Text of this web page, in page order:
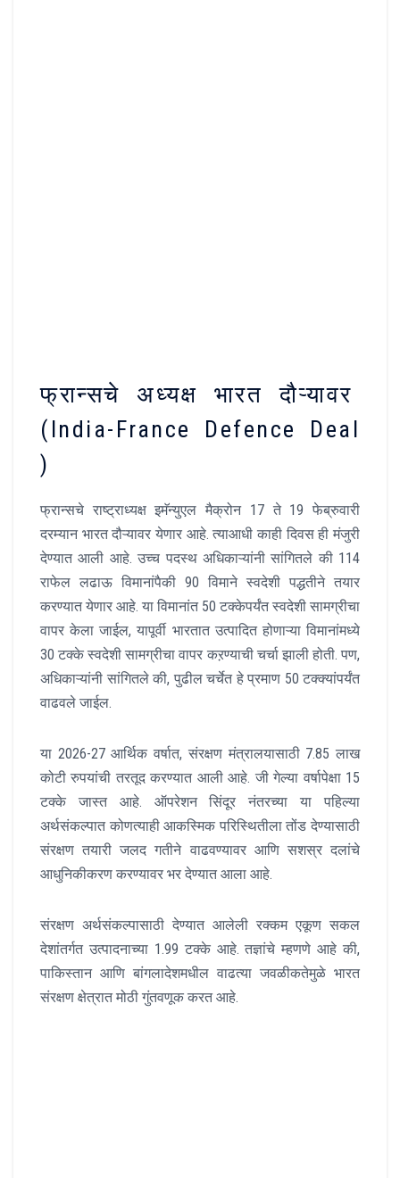
फ्रान्सचे अध्यक्ष भारत दौऱ्यावर
(India-France Defence Deal
)
फ्रान्सचे राष्ट्राध्यक्ष इमॅन्युएल मैक्रोन 17 ते 19 फेब्रुवारी
दरम्यान भारत दौऱ्यावर येणार आहे. त्याआधी काही दिवस ही मंजुरी
देण्यात आली आहे. उच्च पदस्थ अधिकाऱ्यांनी सांगितले की 114
राफेल लढाऊ विमानांपैकी 90 विमाने स्वदेशी पद्धतीने तयार
करण्यात येणार आहे. या विमानांत 50 टक्केपर्यंत स्वदेशी सामग्रीचा
वापर केला जाईल, यापूर्वी भारतात उत्पादित होणाऱ्या विमानांमध्ये
30 टक्के स्वदेशी सामग्रीचा वापर कऱण्याची चर्चा झाली होती. पण,
अधिकाऱ्यांनी सांगितले की, पुढील चर्चेत हे प्रमाण 50 टक्क्यांपर्यंत
वाढवले जाईल.
या 2026-27 आर्थिक वर्षात, संरक्षण मंत्रालयासाठी 7.85 लाख
कोटी रुपयांची तरतूद करण्यात आली आहे. जी गेल्या वर्षापेक्षा 15
टक्के जास्त आहे. ऑपरेशन सिंदूर नंतरच्या या पहिल्या
अर्थसंकल्पात कोणत्याही आकस्मिक परिस्थितीला तोंड देण्यासाठी
संरक्षण तयारी जलद गतीने वाढवण्यावर आणि सशस्र दलांचे
आधुनिकीकरण करण्यावर भर देण्यात आला आहे.
संरक्षण अर्थसंकल्पासाठी देण्यात आलेली रक्कम एकूण सकल
देशांतर्गत उत्पादनाच्या 1.99 टक्के आहे. तज्ञांचे म्हणणे आहे की,
पाकिस्तान आणि बांगलादेशमधील वाढत्या जवळीकतेमुळे भारत
संरक्षण क्षेत्रात मोठी गुंतवणूक करत आहे.